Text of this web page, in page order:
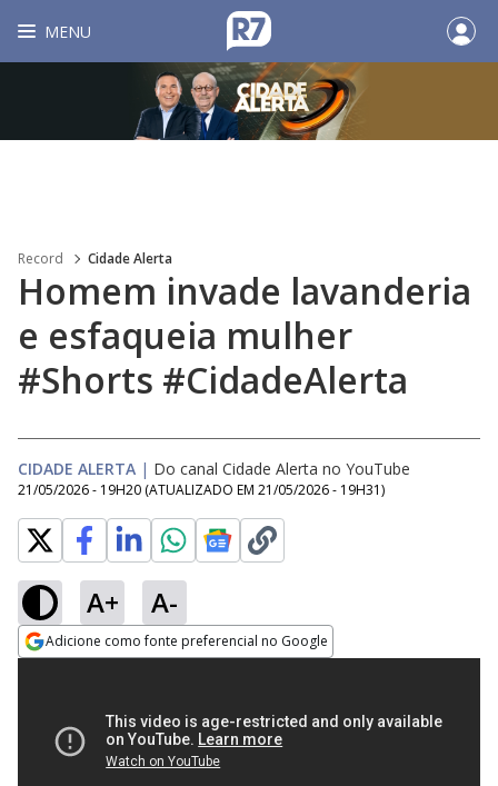
MENU
Record Cidade Alerta
Homem invade lavanderia
e esfaqueia mulher
#Shorts #CidadeAlerta
CIDADE ALERTA | Do canal Cidade Alerta no YouTube
21/05/2026 - 19H20 (ATUALIZADO EM 21/05/2026 - 19H31)
A+ A-
Adicione como fonte preferencial no Google